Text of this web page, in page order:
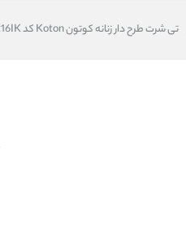
تی شرت طرح دار زنانه کوتون Koton کد 5SAL10216IK